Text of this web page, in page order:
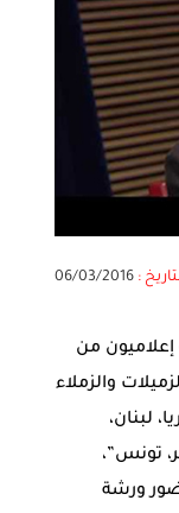
:
06/03/2016
من
والزملاء
لبنان،
تونس”،
لحضور ورشة